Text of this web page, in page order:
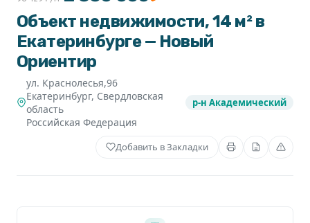
Объект недвижимости, 14 м² в
Екатеринбурге — Новый
Ориентир
ул. Краснолесья,96
Екатеринбург, Свердловская
область
Российская Федерация
р-н Академический
Добавить в Закладки